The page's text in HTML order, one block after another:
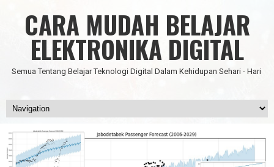
CARA MUDAH BELAJAR
ELEKTRONIKA DIGITAL
Semua Tentang Belajar Teknologi Digital Dalam Kehidupan Sehari - Hari